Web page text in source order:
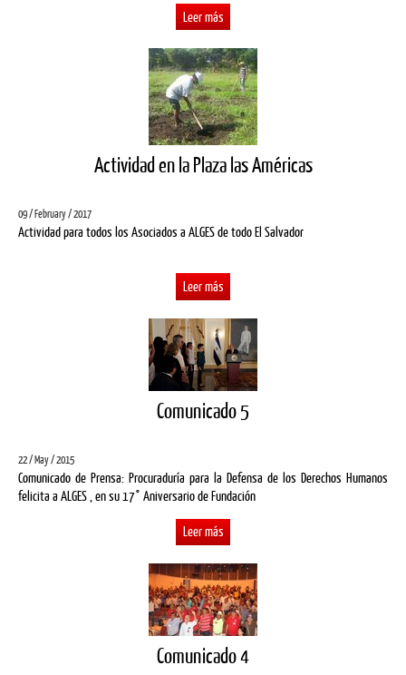
Leer más
Actividad en la Plaza las Américas
09 / February / 2017
Actividad para todos los Asociados a ALGES de todo El Salvador
Leer más
Comunicado 5
22 / May / 2015
Comunicado de Prensa: Procuraduría para la Defensa de los Derechos Humanos
felicita a ALGES , en su 17° Aniversario de Fundación
Leer más
Comunicado 4